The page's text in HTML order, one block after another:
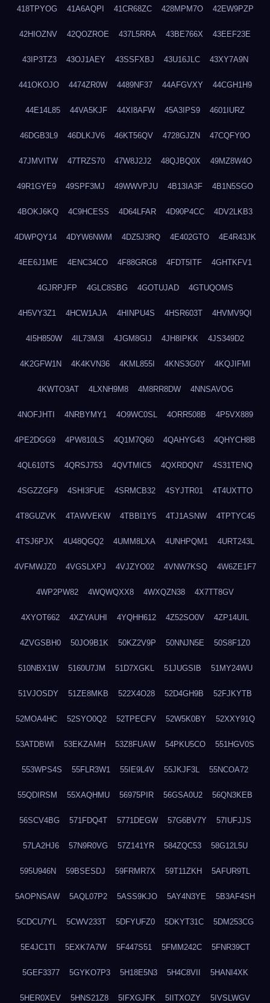
418TPYOG 41A6AQPI 41CR68ZC 428MPM7O 42EW9PZP
42HIOZNV 42QOZROE 437L5RRA 43BE766X 43EEF23E
43IP3TZ3 43OJ1AEY 43SSFXBJ 43U16JLC 43XY7A9N
441OKOJO 4474ZR0W 4489NF37 44AFGVXY 44CGH1H9
44E14L85 44VA5KJF 44XI8AFW 45A3IPS9 4601IURZ
46DGB3L9 46DLKJV6 46KT56QV 4728GJZN 47CQFY0O
47JMVITW 47TRZS70 47W8J2J2 48QJBQ0X 49MZ8W4O
49R1GYE9 49SPF3MJ 49WWVPJU 4B13IA3F 4B1N5SGO
4BOKJ6KQ 4C9HCESS 4D64LFAR 4D90P4CC 4DV2LKB3
4DWPQY14 4DYW6NWM 4DZ5J3RQ 4E402GTO 4E4R43JK
4EE6J1ME 4ENC34CO 4F88GRG8 4FDT5ITF 4GHTKFV1
4GJRPJFP 4GLC8SBG 4GOTUJAD 4GTUQOMS
4H5VY3Z1 4HCW1AJA 4HINPU4S 4HSR603T 4HVMV9QI
4I5H850W 4IL73M3I 4JGM8GIJ 4JH8IPKK 4JS349D2
4K2GFW1N 4K4KVN36 4KML855I 4KNS3G0Y 4KQJIFMI
4KWTO3AT 4LXNH9M8 4M8RR8DW 4NNSAVOG
4NOFJHTI 4NRBYMY1 4O9WC0SL 4ORR508B 4P5VX889
4PE2DGG9 4PW810LS 4Q1M7Q60 4QAHYG43 4QHYCH8B
4QL610TS 4QRSJ753 4QVTMIC5 4QXRDQN7 4S31TENQ
4SGZZGF9 4SHI3FUE 4SRMCB32 4SYJTR01 4T4UXTTO
4T8GUZVK 4TAWVEKW 4TBBI1Y5 4TJ1ASNW 4TPTYC45
4TSJ6PJX 4U48QGQ2 4UMM8LXA 4UNHPQM1 4URT243L
4VFMWJZ0 4VGSLXPJ 4VJZYO02 4VNW7KSQ 4W6ZE1F7
4WP2PW82 4WQWQXX8 4WXQZN38 4X7TT8GV
4XYOT662 4XZYAUHI 4YQHH612 4Z52SO0V 4ZP14UIL
4ZVGSBH0 50JO9B1K 50KZ2V9P 50NNJN5E 50S8F1Z0
510NBX1W 5160U7JM 51D7XGKL 51JUGSIB 51MY24WU
51VJOSDY 51ZE8MKB 522X4O28 52D4GH9B 52FJKYTB
52MOA4HC 52SYO0Q2 52TPECFV 52W5K0BY 52XXY91Q
53ATDBWI 53EKZAMH 53Z8FUAW 54PKU5CO 551HGV0S
553WPS4S 55FLR3W1 55IE9L4V 55JKJF3L 55NCOA72
55QDIRSM 55XAQHMU 56975PIR 56GSA0U2 56QN3KEB
56SCV4BG 571FDQ4T 5771DEGW 57G6BV7Y 57IUFJJS
57LA2HJ6 57N9R0VG 57Z141YR 584ZQC53 58G12L5U
595U946N 59BSESDJ 59FRMR7X 59T11ZKH 5AFUR9TL
5AOPNSAW 5AQL07P2 5ASS9KJO 5AY4N3YE 5B3AF4SH
5CDCU7YL 5CWV233T 5DFYUFZ0 5DKYT31C 5DM253CG
5E4JC1TI 5EXK7A7W 5F447S51 5FMM242C 5FNR39CT
5GEF3377 5GYKO7P3 5H18E5N3 5H4C8VII 5HANI4XK
5HER0XEV 5HNS21Z8 5IFXGJFK 5IITXOZY 5IVSLWGV